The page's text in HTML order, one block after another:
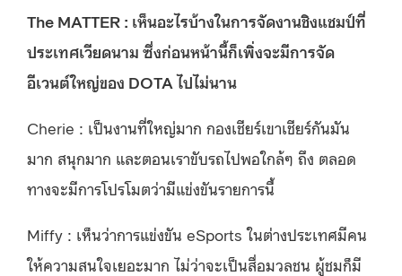
The MATTER : เห็นอะไรบ้างในการจัดงานชิงแชมป์ที่
ประเทศเวียดนาม ซึ่งก่อนหน้านี้ก็เพิ่งจะมีการจัด
อีเวนต์ใหญ่ของ DOTA ไปไม่นาน
Cherie : เป็นงานที่ใหญ่มาก กองเชียร์เขาเชียร์กันมัน
มาก สนุกมาก และตอนเราขับรถไปพอใกล้ๆ ถึง ตลอด
ทางจะมีการโปรโมตว่ามีแข่งขันรายการนี้
Miffy : เห็นว่าการแข่งขัน eSports ในต่างประเทศมีคน
ให้ความสนใจเยอะมาก ไม่ว่าจะเป็นสื่อมวลชน ผู้ชมก็มี